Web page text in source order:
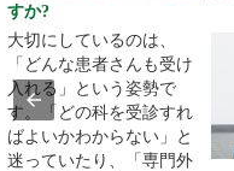
すか?
大切にしているのは、
「どんな患者さんも受け
入れる」という姿勢で
す。「どの科を受診すれ
ばよいかわからない」と
迷っていたり、「専門外